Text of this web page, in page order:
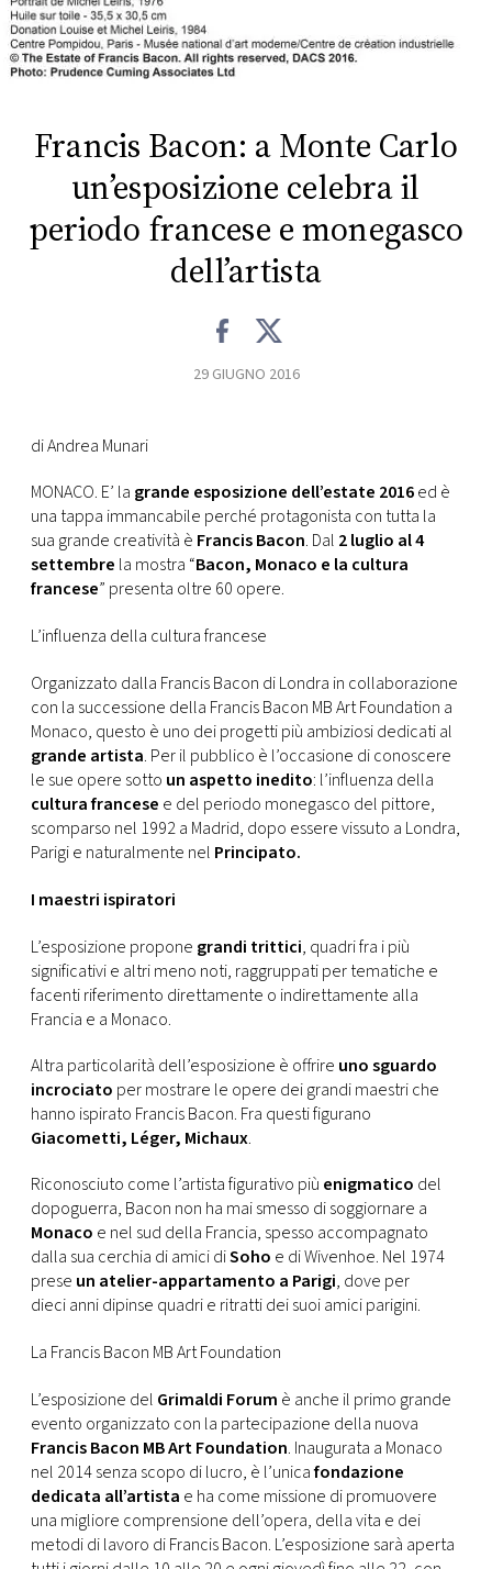
MONACO
RMC
Francis Bacon: a Monte Carlo
un’esposizione celebra il
periodo francese e monegasco
dell’artista
29 GIUGNO 2016
di Andrea Munari
MONACO. E’ la grande esposizione dell’estate 2016ed è
una tappa immancabile perché protagonista con tutta la
sua grande creatività è Francis Bacon. Dal 2 luglio al 4
settembre la mostra “Bacon, Monaco e la cultura
francese” presenta oltre 60 opere.
L’influenza della cultura francese
Organizzato dalla Francis Bacon di Londra in collaborazione
con la successione della Francis Bacon MB Art Foundation a
Monaco, questo è uno dei progetti più ambiziosi dedicati al
grande artista. Per il pubblico è l’occasione di conoscere
le sue opere sotto un aspetto inedito: l’influenza della
cultura francese e del periodo monegasco del pittore,
scomparso nel 1992 a Madrid, dopo essere vissuto a Londra,
Parigi e naturalmente nel Principato.
I maestri ispiratori
L’esposizione propone grandi trittici, quadri fra i più
significativi e altri meno noti, raggruppati per tematiche e
facenti riferimento direttamente o indirettamente alla
Francia e a Monaco.
Altra particolarità dell’esposizione è offrire uno sguardo
incrociato per mostrare le opere dei grandi maestri che
hanno ispirato Francis Bacon. Fra questi figurano
Giacometti, Léger, Michaux.
Riconosciuto come l’artista figurativo più enigmatico del
dopoguerra, Bacon non ha mai smesso di soggiornare a
Monaco e nel sud della Francia, spesso accompagnato
dalla sua cerchia di amici diSoho e di Wivenhoe. Nel 1974
prese un atelier-appartamento a Parigi, dove per
dieci anni dipinse quadri e ritratti dei suoi amici parigini.
La Francis Bacon MB Art Foundation
L’esposizione del Grimaldi Forum è anche il primo grande
evento organizzato con la partecipazione della nuova
Francis Bacon MB Art Foundation. Inaugurata a Monaco
nel 2014 senza scopo di lucro, è l’unicafondazione
dedicata all’artista e ha come missione di promuovere
una migliore comprensione dell’opera, della vita e dei
metodi di lavoro di Francis Bacon. L’esposizione sarà aperta